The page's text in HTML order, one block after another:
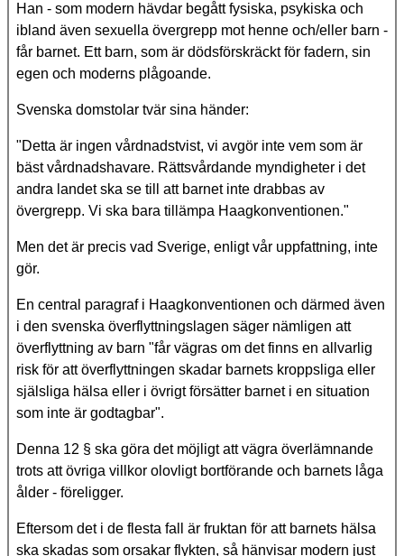
Han - som modern hävdar begått fysiska, psykiska och
ibland även sexuella övergrepp mot henne och/eller barn -
får barnet. Ett barn, som är dödsförskräckt för fadern, sin
egen och moderns plågoande.
Svenska domstolar tvär sina händer:
"Detta är ingen vårdnadstvist, vi avgör inte vem som är
bäst vårdnadshavare. Rättsvårdande myndigheter i det
andra landet ska se till att barnet inte drabbas av
övergrepp. Vi ska bara tillämpa Haagkonventionen."
Men det är precis vad Sverige, enligt vår uppfattning, inte
gör.
En central paragraf i Haagkonventionen och därmed även
i den svenska överflyttningslagen säger nämligen att
överflyttning av barn "får vägras om det finns en allvarlig
risk för att överflyttningen skadar barnets kroppsliga eller
själsliga hälsa eller i övrigt försätter barnet i en situation
som inte är godtagbar".
Denna 12 § ska göra det möjligt att vägra överlämnande
trots att övriga villkor olovligt bortförande och barnets låga
ålder - föreligger.
Eftersom det i de flesta fall är fruktan för att barnets hälsa
ska skadas som orsakar flykten, så hänvisar modern just